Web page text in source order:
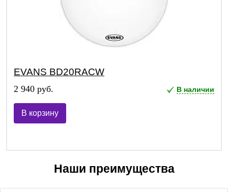
EVANS BD20RACW
2 940 руб. В наличии
В корзину
Наши преимущества